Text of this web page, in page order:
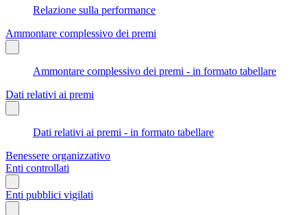
Relazione sulla performance
Ammontare complessivo dei premi
Ammontare complessivo dei premi - in formato tabellare
Dati relativi ai premi
Dati relativi ai premi - in formato tabellare
Benessere organizzativo
Enti controllati
Enti pubblici vigilati